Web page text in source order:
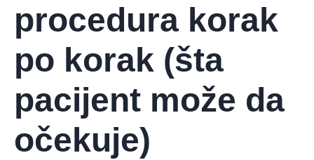
procedura korak
po korak (šta
pacijent može da
očekuje)